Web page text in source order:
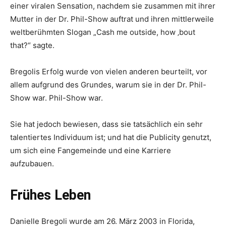
einer viralen Sensation, nachdem sie zusammen mit ihrer
Mutter in der Dr. Phil-Show auftrat und ihren mittlerweile
weltberühmten Slogan „Cash me outside, how ‚bout
that?“ sagte.
Bregolis Erfolg wurde von vielen anderen beurteilt, vor
allem aufgrund des Grundes, warum sie in der Dr. Phil-
Show war. Phil-Show war.
Sie hat jedoch bewiesen, dass sie tatsächlich ein sehr
talentiertes Individuum ist; und hat die Publicity genutzt,
um sich eine Fangemeinde und eine Karriere
aufzubauen.
Frühes Leben
Danielle Bregoli wurde am 26. März 2003 in Florida,